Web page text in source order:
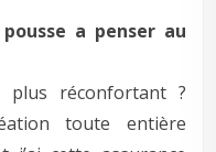
a penser au
plus réconfortant ?
toute entière